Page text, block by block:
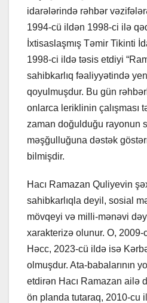
idarələrində rəhbər
1994-cü ildən 1998-ci ilə
İxtisaslaşmış Təmir Tikinti
1998-ci ildə təsis etdiyi
sahibkarlıq fəaliyyətində
qoyulmuşdur. Bu gün
onlarca leriklinin çalışması
zaman doğulduğu rayonun
məşğulluğuna dəstək
bilmişdir.
Hacı Ramazan Quliyevin
sahibkarlıqla deyil, sosial
mövqeyi və milli-mənəvi
xarakterizə olunur. O,
Həcc, 2023-cü ildə isə
olmuşdur. Ata-babalarının
etdirən Hacı Ramazan ailə
ön planda tutaraq, 2010-cu